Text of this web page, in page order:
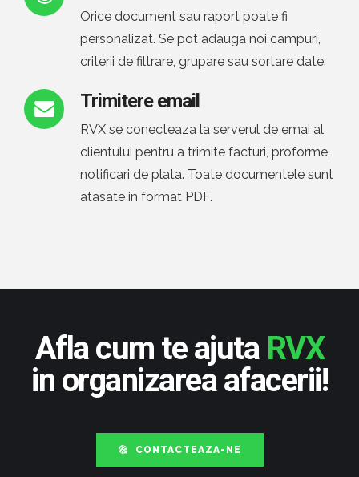
Orice document sau raport poate fi
personalizat. Se pot adauga noi campuri,
criterii de filtrare, grupare sau sortare date.
Trimitere email
RVX se conecteaza la serverul de emai al
clientului pentru a trimite facturi, proforme,
notificari de plata. Toate documentele sunt
atasate in format PDF.
Afla cum te ajuta RVX
in organizarea afacerii!
CONTACTEAZA-NE